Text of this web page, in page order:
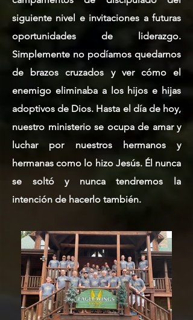
siguiente nivel e invitaciones a futuras
oportunidades de liderazgo.
Simplemente no podíamos quedarnos
de brazos cruzados y ver cómo el
enemigo eliminaba a los hijos e hijas
adoptivos de Dios. Hasta el día de hoy,
nuestro ministerio se ocupa de amar y
luchar por nuestros hermanos y
hermanas como lo hizo Jesús. Él nunca
se soltó y nunca tendremos la
intención de hacerlo también.